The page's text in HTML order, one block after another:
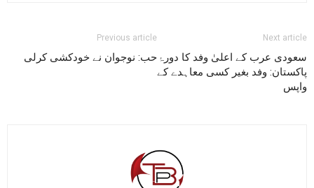
Previous article
حب: نوجوان نے خودکشی کرلی
Next article
سعودی عرب کے اعلیٰ وفد کا دورۂ
پاکستان: وفد بغیر کسی معاہدے کے
واپس